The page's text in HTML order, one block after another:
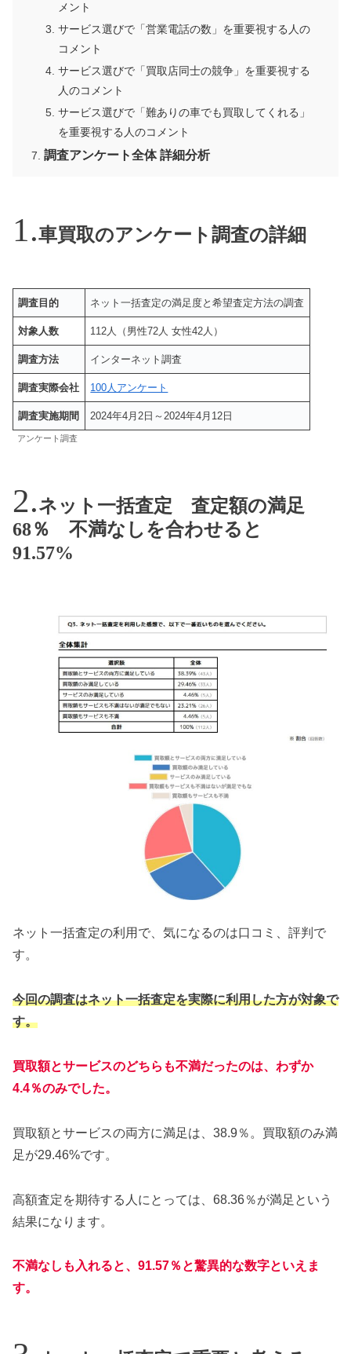
メント
サービス選びで「営業電話の数」を重要視する人の
コメント
サービス選びで「買取店同士の競争」を重要視する
人のコメント
サービス選びで「難ありの車でも買取してくれる」
を重要視する人のコメント
調査アンケート全体 詳細分析
車買取のアンケート調査の詳細
調査目的 ネット一括査定の満足度と希望査定方法の調査
対象人数 112人（男性72人 女性42人）
調査方法 インターネット調査
調査実際会社 100人アンケート
調査実施期間 2024年4月2日～2024年4月12日
アンケート調査
ネット一括査定 査定額の満足
68％ 不満なしを合わせると
91.57%
ネット一括査定の利用で、気になるのは口コミ、評判で
す。
今回の調査はネット一括査定を実際に利用した方が対象で
す。
買取額とサービスのどちらも不満だったのは、わずか
4.4％のみでした。
買取額とサービスの両方に満足は、38.9％。買取額のみ満
足が29.46%です。
高額査定を期待する人にとっては、68.36％が満足という
結果になります。
不満なしも入れると、91.57％と驚異的な数字といえま
す。